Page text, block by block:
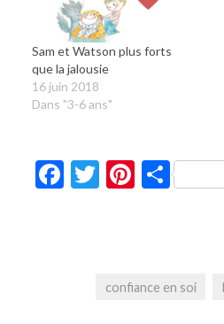
Sam et Watson plus forts
que la jalousie
16 juin 2018
Dans "3-6 ans"
Facebook
Twitter
confiance en soi